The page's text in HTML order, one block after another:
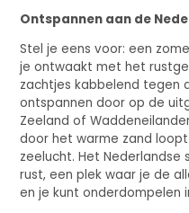
Ontspannen aan de
Stel je eens voor: een
je ontwaakt met het
zachtjes kabbelend tegen
ontspannen door op de
Zeeland of
door het warme zand
zeelucht. Het Nederlandse
rust, een plek waar je de
en je kunt onderdompelen